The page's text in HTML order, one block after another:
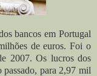
bancos em Portugal
de euros. Foi o
2007. Os lucros dos
para 2,97 mil